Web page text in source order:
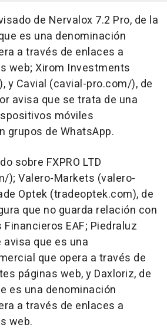
de Nervalox 7.2 Pro, de la
es una denominación
a través de enlaces a
web; Xirom Investments
y Cavial (cavial-pro.com/), de
avisa que se trata de una
móviles
grupos de WhatsApp.
sobre FXPRO LTD
); Valero-Markets (valero-
Optek (tradeoptek.com), de
que no guarda relación con
EAF; Piedraluz
avisa que es una
que opera a través de
páginas web, y Daxloriz, de
es una denominación
a través de enlaces a
web.